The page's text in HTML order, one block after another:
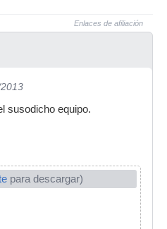
Enlaces de afiliación
susodicho equipo.
para descargar)